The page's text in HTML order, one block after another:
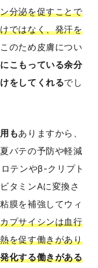
分泌を促すことで
ではなく、発汗を
このため皮膚につい
こもっている余分
をしてくれるでし
もありますから、
バテの予防や軽減
テンやβ-クリプト
タミンAに変換さ
膜を補強してウィ
カプサイシンは血行
を促す働きがあり
化する働きがある